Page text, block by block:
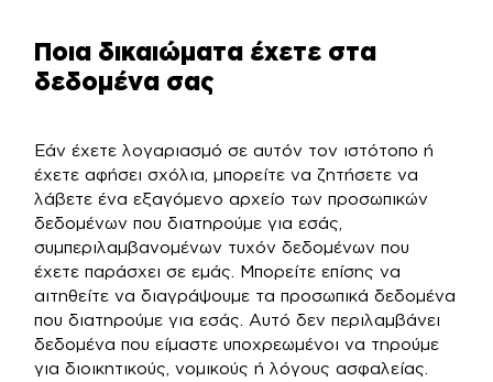
Ποια δικαιώματα έχετε στα
δεδομένα σας
Εάν έχετε λογαριασμό σε αυτόν τον ιστότοπο ή
έχετε αφήσει σχόλια, μπορείτε να ζητήσετε να
λάβετε ένα εξαγόμενο αρχείο των προσωπικών
δεδομένων που διατηρούμε για εσάς,
συμπεριλαμβανομένων τυχόν δεδομένων που
έχετε παράσχει σε εμάς. Μπορείτε επίσης να
αιτηθείτε να διαγράψουμε τα προσωπικά δεδομένα
που διατηρούμε για εσάς. Αυτό δεν περιλαμβάνει
δεδομένα που είμαστε υποχρεωμένοι να τηρούμε
για διοικητικούς, νομικούς ή λόγους ασφαλείας.